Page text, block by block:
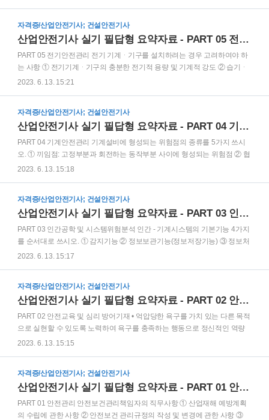
화성 고체 - 리튬, 칼륨, 나트륨, 알킬알루미늄, 알킬리튬 - 황, 황린, 황화인,
적린 - 마그네슘 분말 - 셀룰로이드류 (4) 인화성 액체 - 에틸에테르, 메틸에틸
케톤, 메틸알코올, 에틸알코올 - 아세트산, 아세트알데히드, 아세톤 - 노르말
헥산, 산화프로필렌, 크실렌 - 이황화탄소, 하이드라진 - 등유, ..
자격증/산업안전기사; 건설안전기사
산업안전기사 실기 필답형 요약자료 - PART 05 전기안전관리
PART 05 전기안전관리 전기 기계ᆞ기구를 설치하려는 경우 고려하여야 하
는 사항 ① 전기기계ᆞ기구의 충분한 전기적 용량 및 기계적 강도 ② 습기ᆞ
분진 등 사용장소의 주위환경 ③ 전기적ᆞ기계적 방호수단의 적정성 전로 등
가 노출되지 아니하도록 폐쇄형 외함이 있는 구조로 할 것 ② 충분한 절연효
과가 있는 방호망 또는 절연덮개를 설치할 것 ③ 충전부는 내구성이 있는 절
연물로 완전히 덮어 감쌀 것 ④ 발전소ᆞ변전소 및 개폐소 등 구획되어 있는
장소로서 관계 근로자가 아닌 사람의 출입이 금지되는 장소에 충전부를 설
2023. 6. 13. 15:21
자격증/산업안전기사; 건설안전기사
산업안전기사 실기 필답형 요약자료 - PART 04 기계안전관리
PART 04 기계안전관리 기계설비에 형성되는 위험점의 종류를 5가지 쓰시
오. ① 끼임점: 고정부분과 회전하는 동작부분 사이에 형성되는 위험점 ② 협
착점: 왕복운동 부분과 고정부분 사이에서 형성되는 위험점 ③ 절단점: 회전
2개의 회전체에 물려 들어가는 위험점 ⑥ 접선물림점: 회전하는 부분의 접선
방향으로 물려 들어가는 위험점 산업안전보건법상 유해ㆍ위험한 기계ㆍ기
구의 방호조치에 대한 근로자의 준수사항 ① 방호조치를 해체하려는 경우:
사업주의 허가를 받아 해체할 것 ② 방호조치 해체사유가 소멸된 경우: 지체
2023. 6. 13. 15:18
자격증/산업안전기사; 건설안전기사
산업안전기사 실기 필답형 요약자료 - PART 03 인간공학 및 시스템위험분석
PART 03 인간공학 및 시스템위험분석 인간 - 기계시스템의 기본기능 4가지
를 순서대로 쓰시오. ① 감지기능 ② 정보보관기능(정보저장기능) ③ 정보처
리 및 의사결정기능 ④ 행동기능 인간 - 기계시스템의 유형 3가지를 쓰시오.
오류(Omission Error) ③ 순서오류(Sequential Error) ④ 시간오류(Time
Error) ⑤ 과잉행동오류(Extraneous Error) 휴먼에러 원인의 레벨적 분류 ①
1차 에러(primary error) ② 2차 에러(secondary error) ③ command error 재
해예방을 위한 Foo..
2023. 6. 13. 15:17
자격증/산업안전기사; 건설안전기사
산업안전기사 실기 필답형 요약자료 - PART 02 안전교육 및 심리
PART 02 안전교육 및 심리 방어기재 • 억압당한 욕구를 가치 있는 다른 목적
으로 실현할 수 있도록 노력하여 욕구를 충족하는 행동으로 정신적인 역량
의 전환을 의미하는 것 → (승화) • 억압된 욕구나 감정이 나타나지 않도록 그
(전위)) • 자신의 무능과 결함에 의하여 생긴 긴장이나 열등감을 해소시키기
위하여 장점 같은 것으로 그 결함을 보충하려는 행동 → (보상) • 자기의 것이
사실은 아님에도 불구하고 자기의 것이나 된 듯이 행동을 하여 승인을 얻고
자 하는 것 → (동일화) • 자신의 약점이나 실패를 그럴듯한 이유를 들어 남의
2023. 6. 13. 15:15
자격증/산업안전기사; 건설안전기사
산업안전기사 실기 필답형 요약자료 - PART 01 안전관리
PART 01 안전관리 안전보건관리책임자의 직무사항 ① 산업재해 예방계획
의 수립에 관한 사항 ② 안전보건 관리규정의 작성 및 변경에 관한 사항 ③